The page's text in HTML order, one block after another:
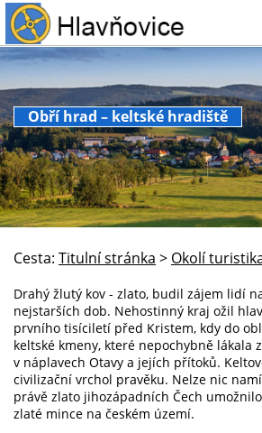
Obří hrad – keltské hradiště
Cesta: Titulní stránka > Okolí
Drahý žlutý kov - zlato, budil zájem lidí
nejstarších dob. Nehostinný kraj ožil
prvního tisíciletí před Kristem, kdy do
keltské kmeny, které nepochybně lákala
v náplavech Otavy a jejích přítoků.
civilizační vrchol pravěku. Nelze nic
právě zlato jihozápadních Čech
zlaté mince na českém území.